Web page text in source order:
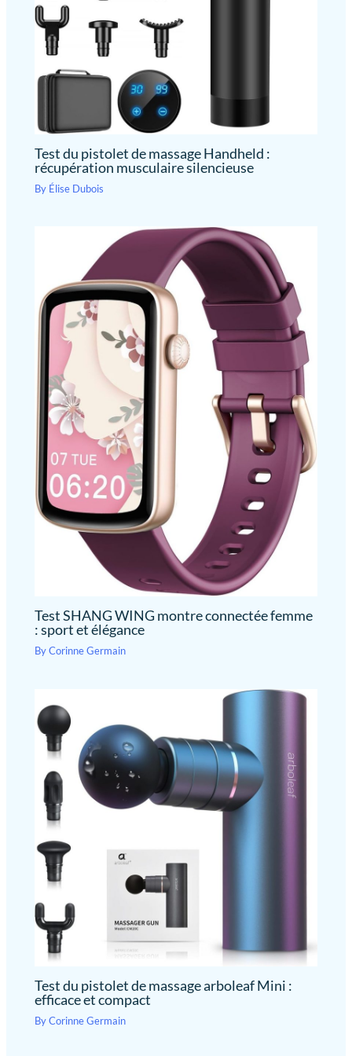
appareil massage s'éteint
automatiquement après 10
minutes pour assurer plus de
confort et de sécurité
Test du pistolet de massage Handheld :
récupération musculaire silencieuse
By Élise Dubois
Test SHANG WING montre connectée femme
: sport et élégance
ByCorinne Germain
Test du pistolet de massage arboleaf Mini :
efficace et compact
ByCorinne Germain